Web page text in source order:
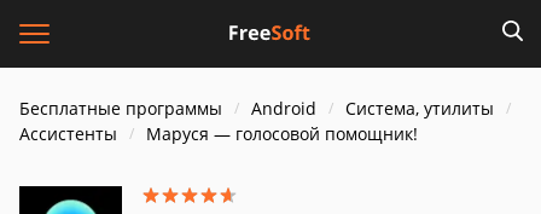
Бесплатные программы Android
Система, утилиты
Ассистенты
Маруся — голосовой помощник!